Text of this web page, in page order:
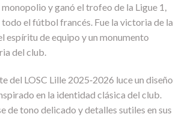
y ganó el trofeo de la Ligue 1,
el fútbol francés. Fue la victoria de la
espíritu de equipo y un monumento
del club.
del LOSC Lille 2025‑2026 luce un diseño
en la identidad clásica del club.
de tono delicado y detalles sutiles en sus